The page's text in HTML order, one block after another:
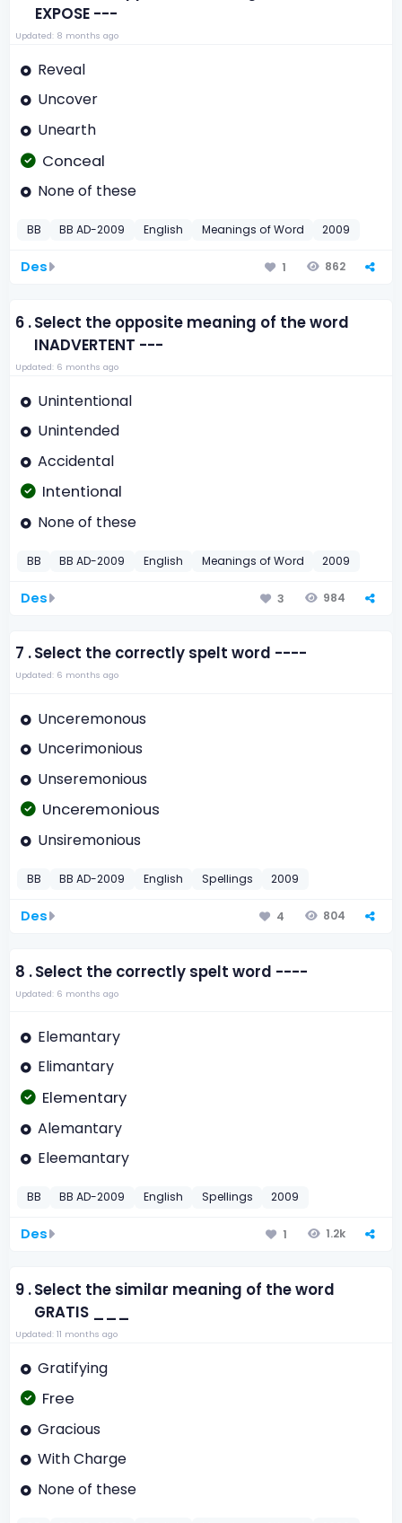
EXPOSE ---
Updated: 8 months ago
Reveal
Uncover
Unearth
Conceal
None of these
BB BB AD-2009 English Meanings of Word 2009
Des 1 862
6 .Select the opposite meaning of the word
INADVERTENT ---
Updated: 6 months ago
Unintentional
Unintended
Accidental
Intentional
None of these
BB BB AD-2009 English Meanings of Word 2009
Des 3 984
7 .Select the correctly spelt word ----
Updated: 6 months ago
Unceremonous
Uncerimonious
Unseremonious
Unceremonious
Unsiremonious
BB BB AD-2009 English Spellings 2009
Des 4 804
8 .Select the correctly spelt word ----
Updated: 6 months ago
Elemantary
Elimantary
Elementary
Alemantary
Eleemantary
BB BB AD-2009 English Spellings 2009
Des 1 1.2k
9 .Select the similar meaning of the word
GRATIS ___
Updated: 11 months ago
Gratifying
Free
Gracious
With Charge
None of these